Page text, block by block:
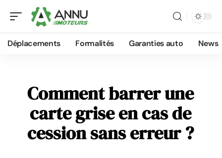
Déplacements Formalités Garanties auto News
Comment barrer une
carte grise en cas de
cession sans erreur ?